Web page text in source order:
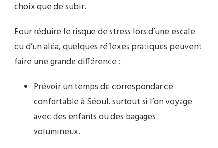
choix que de subir.
Pour réduire le risque de stress lors d’une escale
ou d’un aléa, quelques réflexes pratiques peuvent
faire une grande différence :
Prévoir un temps de correspondance
confortable à Séoul, surtout si l’on voyage
avec des enfants ou des bagages
volumineux.